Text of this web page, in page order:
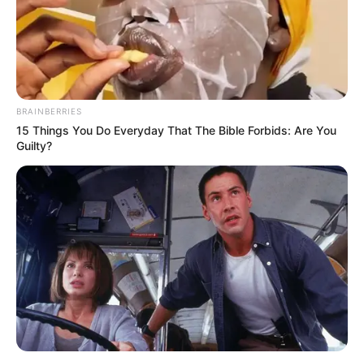
Mute
1. Dapat meretensi kelembapan tanah sehingga bisa
meningkatkan jumlah cacing yang ada di tanah, serta
meningkatkan kadar oksigen
(foto: pexels/sippakornyamkasikorn)
BRAINBERRIES
15 Things You Do Everyday That The Bible Forbids: Are You
Guilty?